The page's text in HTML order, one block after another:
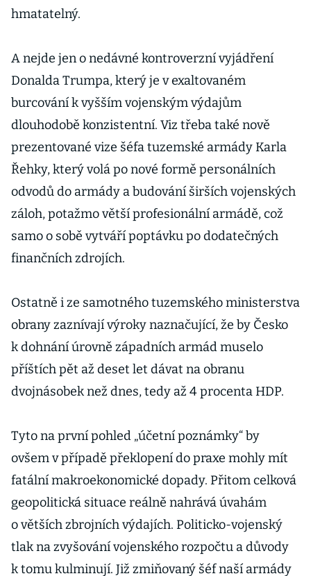
hmatatelný.
A nejde jen o nedávné kontroverzní vyjádření
Donalda Trumpa, který je v exaltovaném
burcování k vyšším vojenským výdajům
dlouhodobě konzistentní. Viz třeba také nově
prezentované vize šéfa tuzemské armády Karla
Řehky, který volá po nové formě personálních
odvodů do armády a budování širších vojenských
záloh, potažmo větší profesionální armádě, což
samo o sobě vytváří poptávku po dodatečných
finančních zdrojích.
Ostatně i ze samotného tuzemského ministerstva
obrany zaznívají výroky naznačující, že by Česko
k dohnání úrovně západních armád muselo
příštích pět až deset let dávat na obranu
dvojnásobek než dnes, tedy až 4 procenta HDP.
Tyto na první pohled „účetní poznámky“ by
ovšem v případě překlopení do praxe mohly mít
fatální makroekonomické dopady. Přitom celková
geopolitická situace reálně nahrává úvahám
o větších zbrojních výdajích. Politicko-vojenský
tlak na zvyšování vojenského rozpočtu a důvody
k tomu kulminují. Již zmiňovaný šéf naší armády